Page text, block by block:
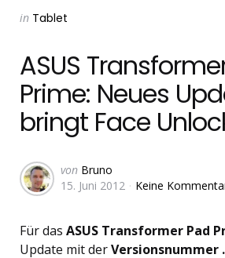
Categories
Posted
in Tablet
ASUS
Prime: Neues
bringt Face
Geschrieben
von
von Bruno
15. Juni 2012
Keine
Für das ASUS Transformer Pad
Update mit derVersionsnummer